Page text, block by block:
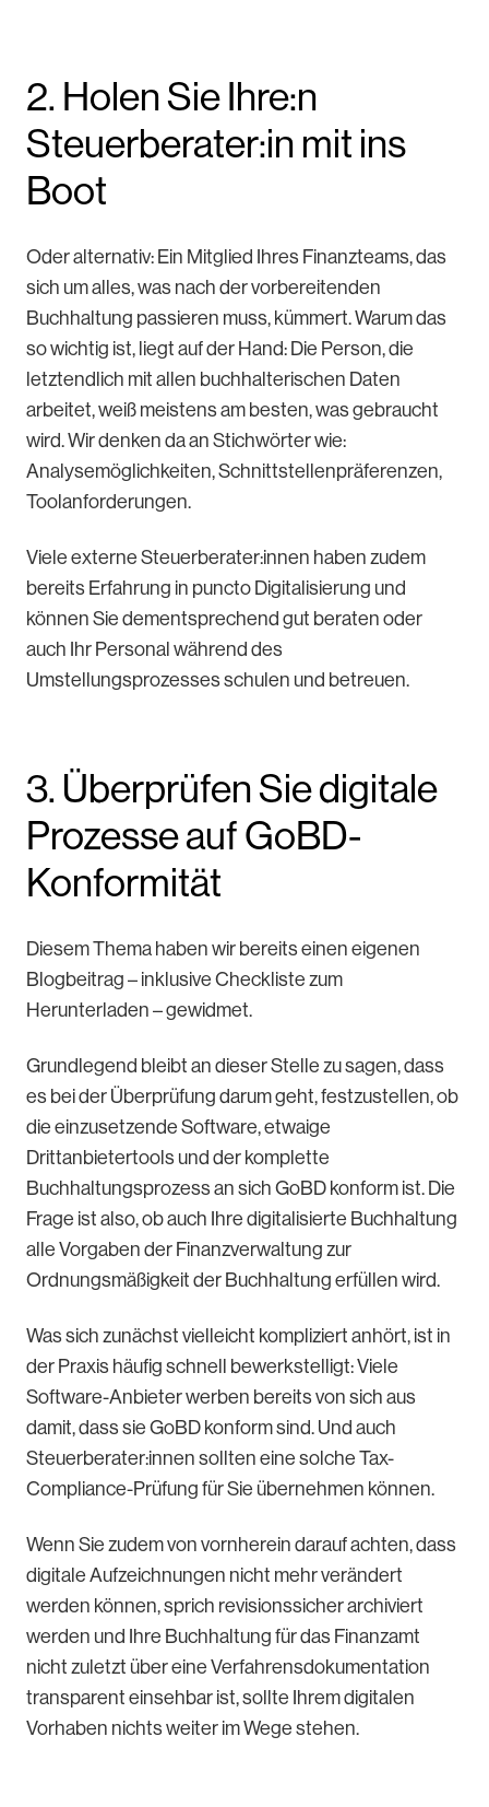
2. Holen Sie Ihre:n
Steuerberater:in mit ins
Boot
Oder alternativ: Ein Mitglied Ihres Finanzteams, das
sich um alles, was nach der vorbereitenden
Buchhaltung passieren muss, kümmert. Warum das
so wichtig ist, liegt auf der Hand: Die Person, die
letztendlich mit allen buchhalterischen Daten
arbeitet, weiß meistens am besten, was gebraucht
wird. Wir denken da an Stichwörter wie:
Analysemöglichkeiten, Schnittstellenpräferenzen,
Toolanforderungen.
Viele externe Steuerberater:innen haben zudem
bereits Erfahrung in puncto Digitalisierung und
können Sie dementsprechend gut beraten oder
auch Ihr Personal während des
Umstellungsprozesses schulen und betreuen.
3. Überprüfen Sie digitale
Prozesse auf GoBD-
Konformität
Diesem Thema haben wir bereits einen eigenen
Blogbeitrag – inklusive Checkliste zum
Herunterladen – gewidmet.
Grundlegend bleibt an dieser Stelle zu sagen, dass
es bei der Überprüfung darum geht, festzustellen, ob
die einzusetzende Software, etwaige
Drittanbietertools und der komplette
Buchhaltungsprozess an sich GoBD konform ist. Die
Frage ist also, ob auch Ihre digitalisierte Buchhaltung
alle Vorgaben der Finanzverwaltung zur
Ordnungsmäßigkeit der Buchhaltung erfüllen wird.
Was sich zunächst vielleicht kompliziert anhört, ist in
der Praxis häufig schnell bewerkstelligt: Viele
Software-Anbieter werben bereits von sich aus
damit, dass sie GoBD konform sind. Und auch
Steuerberater:innen sollten eine solche Tax-
Compliance-Prüfung für Sie übernehmen können.
Wenn Sie zudem von vornherein darauf achten, dass
digitale Aufzeichnungen nicht mehr verändert
werden können, sprich revisionssicher archiviert
werden und Ihre Buchhaltung für das Finanzamt
nicht zuletzt über eine Verfahrensdokumentation
transparent einsehbar ist, sollte Ihrem digitalen
Vorhaben nichts weiter im Wege stehen.